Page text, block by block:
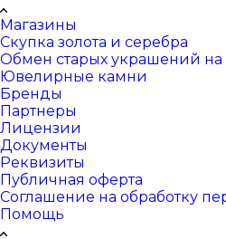
Магазины
Скупка золота и серебра
Обмен старых украшений на
Ювелирные камни
Бренды
Партнеры
Лицензии
Документы
Реквизиты
Публичная оферта
Соглашение на обработку
Помощь